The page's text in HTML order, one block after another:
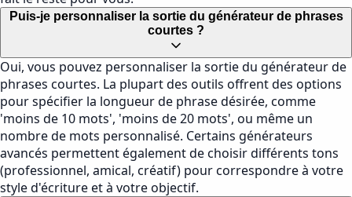
Puis-je personnaliser la sortie du générateur de phrases
courtes ?
Oui, vous pouvez personnaliser la sortie du générateur de
phrases courtes. La plupart des outils offrent des options
pour spécifier la longueur de phrase désirée, comme
'moins de 10 mots', 'moins de 20 mots', ou même un
nombre de mots personnalisé. Certains générateurs
avancés permettent également de choisir différents tons
(professionnel, amical, créatif) pour correspondre à votre
style d'écriture et à votre objectif.